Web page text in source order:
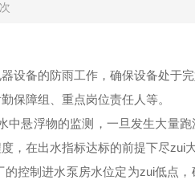
设备的防雨工作，确保设备处于
保障组、重点岗位责任人等。
悬浮物的监测，一旦发生大量
，在出水指标达标的前提下尽zui
控制进水泵房水位定为zui低点